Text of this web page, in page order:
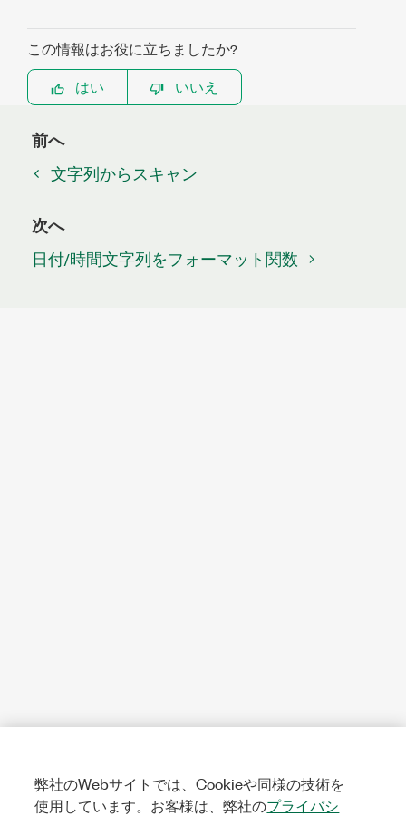
この情報はお役に立ちましたか?
はい
いいえ
前へ
文字列からスキャン
次へ
日付/時間文字列をフォーマット関数
弊社のWebサイトでは、Cookieや同様の技術を
使用しています。お客様は、弊社のプライバシ